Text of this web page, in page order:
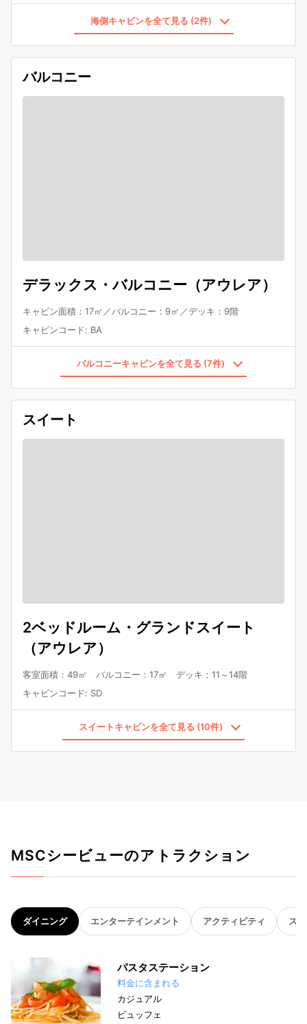
海側キャビンを全て見る (2件)
バルコニー
デラックス・バルコニー（アウレア）
キャビン面積：17㎡／バルコニー：9㎡／デッキ：9階
キャビンコード: BA
バルコニーキャビンを全て見る (7件)
スイート
2ベッドルーム・グランドスイート
（アウレア）
客室面積：49㎡ バルコニー：17㎡ デッキ：11～14階
キャビンコード: SD
スイートキャビンを全て見る (10件)
MSCシービューのアトラクション
ダイニング エンターテインメント アクティビティ ス
パスタステーション
料金に含まれる
カジュアル
ビュッフェ